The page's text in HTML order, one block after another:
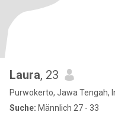
Laura, 23
Purwokerto, Jawa Tengah,
Suche: Männlich 27 - 33